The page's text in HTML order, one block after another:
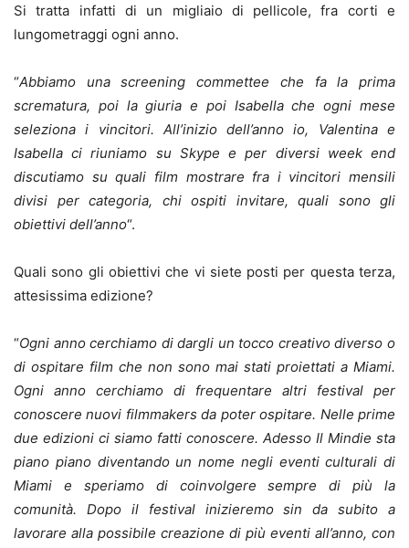
Si tratta infatti di un migliaio di pellicole, fra corti e
lungometraggi ogni anno.
“Abbiamo una screening commettee che fa la prima
scrematura, poi la giuria e poi Isabella che ogni mese
seleziona i vincitori. All’inizio dell’anno io, Valentina e
Isabella ci riuniamo su Skype e per diversi week end
discutiamo su quali film mostrare fra i vincitori mensili
divisi per categoria, chi ospiti invitare, quali sono gli
obiettivi dell’anno“.
Quali sono gli obiettivi che vi siete posti per questa terza,
attesissima edizione?
“Ogni anno cerchiamo di dargli un tocco creativo diverso o
di ospitare film che non sono mai stati proiettati a Miami.
Ogni anno cerchiamo di frequentare altri festival per
conoscere nuovi filmmakers da poter ospitare. Nelle prime
due edizioni ci siamo fatti conoscere. Adesso Il Mindie sta
piano piano diventando un nome negli eventi culturali di
Miami e speriamo di coinvolgere sempre di più la
comunità. Dopo il festival inizieremo sin da subito a
lavorare alla possibile creazione di più eventi all’anno, con